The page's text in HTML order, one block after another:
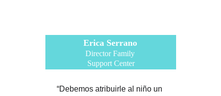
Erica Serrano
Director Family
Support Center
“Debemos atribuirle al niño un